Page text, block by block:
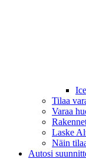
Tilaa
Varaa
Laske
Näin
Autosi